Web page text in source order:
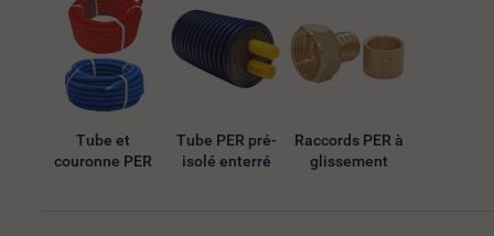
Tube et
couronne PER
Tube PER pré-
isolé enterré
Raccords PER à
glissement